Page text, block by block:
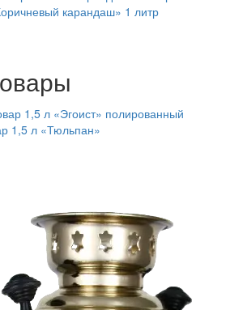
карандаш» 1 литр
1,5 л «Тюльпан»